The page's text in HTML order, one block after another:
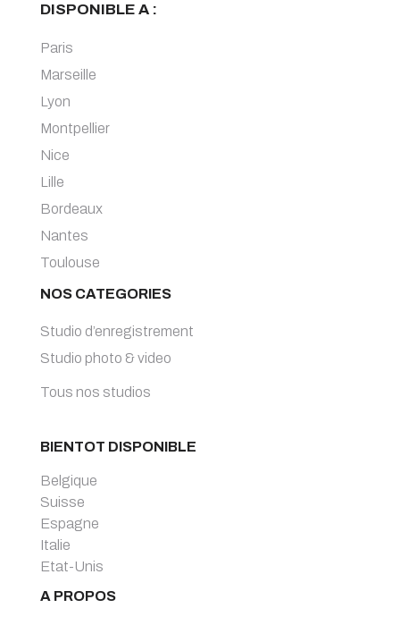
DISPONIBLE A :
Paris
Marseille
Lyon
Montpellier
Nice
Lille
Bordeaux
Nantes
Toulouse
NOS CATEGORIES
Studio d’enregistrement
Studio photo & video
Tous nos studios
BIENTOT DISPONIBLE
Belgique
Suisse
Espagne
Italie
Etat-Unis
A PROPOS